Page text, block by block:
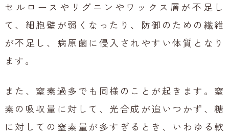
セルロースやリグニンやワックス層が不足し
て、細胞壁が弱くなったり、防御のための繊維
が不足し、病原菌に侵入されやすい体質となり
ます。
また、窒素過多でも同様のことが起きます。窒
素の吸収量に対して、光合成が追いつかず、糖
に対しての窒素量が多すぎるとき、いわゆる軟